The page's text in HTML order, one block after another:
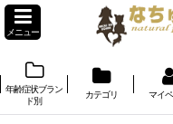
メニュー
年齢症状ブラン
ド別
カテゴリ マイ